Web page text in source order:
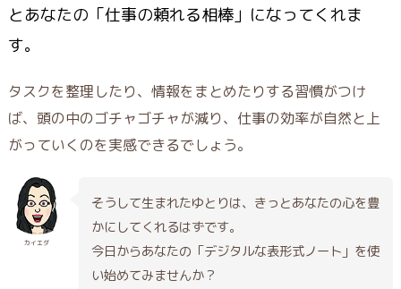
とあなたの 「仕事の頼れる相棒」 になってくれま
す。
タスクを整理したり、情報をまとめたりする習慣がつけ
ば、頭の中のゴチャゴチャが減り、仕事の効率が自然と上
がっていくのを実感できるでしょう。
カイエダ
そうして生まれたゆとりは、きっとあなたの心を豊
かにしてくれるはずです。
今日からあなたの「デジタルな表形式ノート」を使
い始めてみませんか？